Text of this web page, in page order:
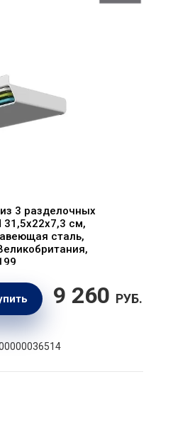
3 разделочных
31,5х22х7,3 см,
сталь,
9 260 РУБ.